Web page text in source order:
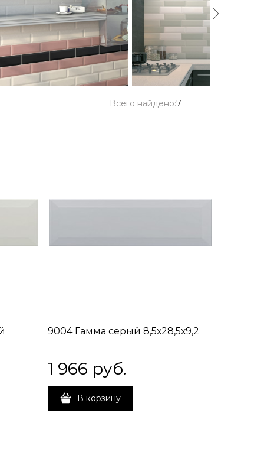
Всего найдено:7
9004 Гамма серый 8,5х28,5х9,2
1 966 руб.
В корзину